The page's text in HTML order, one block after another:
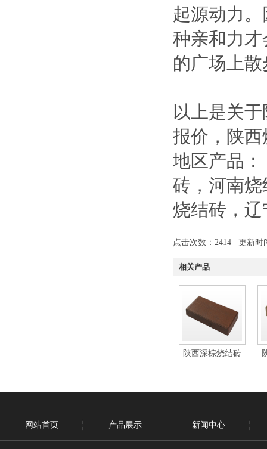
起源动力
种亲和力
的广场上
以上是关
报价，陕
地区产品：
砖 ， 河南烧
烧结砖 ， 辽
点击次数： 2414 更新时
相关产品
陕西深棕烧结砖
网站首页 产品展示 新闻中心